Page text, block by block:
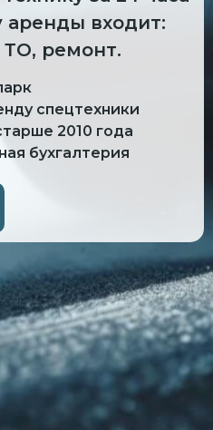
аренды входит:
ТО, ремонт.
спецтехники
2010 года
бухгалтерия